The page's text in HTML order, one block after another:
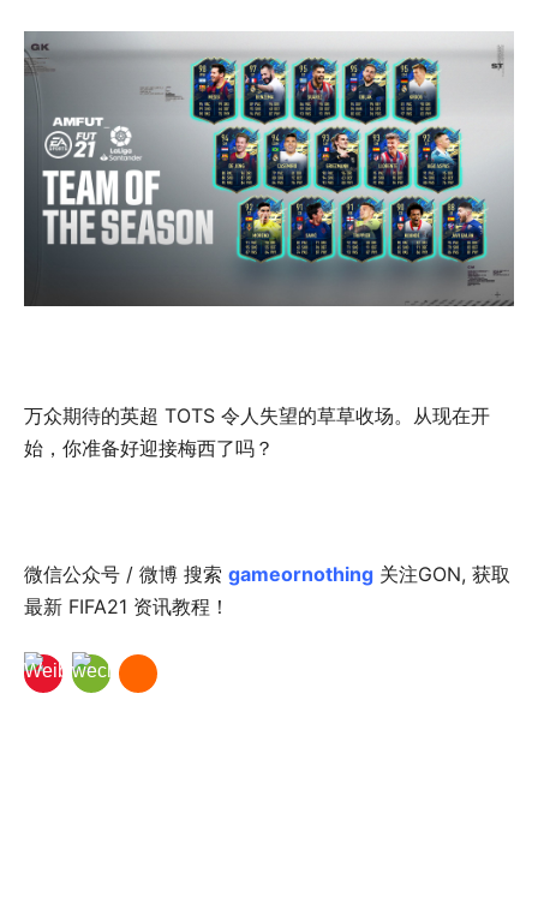
万众期待的英超 TOTS 令人失望的草草收场。从现在开
始，你准备好迎接梅西了吗？
微信公众号 / 微博 搜索 gameornothing 关注GON, 获取
最新 FIFA21 资讯教程！